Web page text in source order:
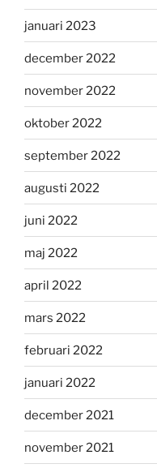
januari 2023
december 2022
november 2022
oktober 2022
september 2022
augusti 2022
juni 2022
maj 2022
april 2022
mars 2022
februari 2022
januari 2022
december 2021
november 2021